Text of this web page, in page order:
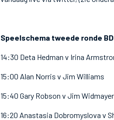
Speelschema tweede ronde
14:30 Deta Hedman v Irina
15:00 Alan Norris v Jim Williams
15:40 Gary Robson v Jim Widmayer
16:20 Anastasia Dobromyslova v